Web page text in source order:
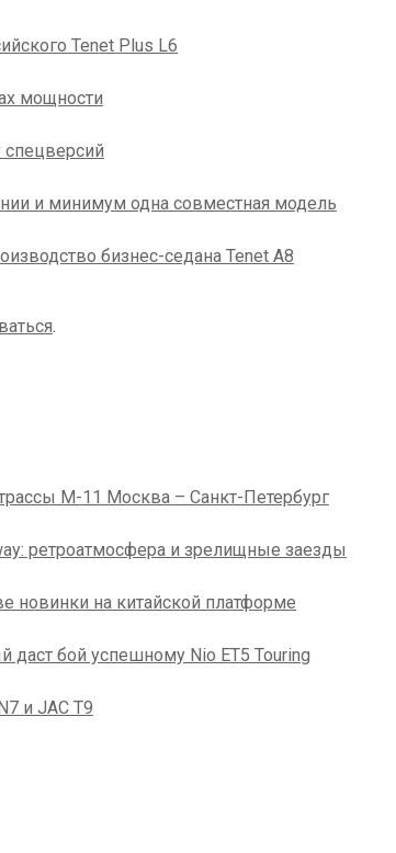
Tenet Plus L6
мощности
спецверсий
и минимум одна совместная модель
бизнес-седана Tenet A8
.
М-11 Москва – Санкт-Петербург
ретроатмосфера и зрелищные заезды
новинки на китайской платформе
даст бой успешному Nio ET5 Touring
и JAC T9